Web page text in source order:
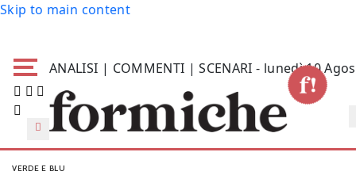
Skip to main content
ANALISI | COMMENTI | SCENARI - lunedì 10
VERDE E BLU